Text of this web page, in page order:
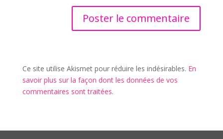
Ce site utilise Akismet pour réduire les indésirables. En
savoir plus sur la façon dont les données de vos
commentaires sont traitées.